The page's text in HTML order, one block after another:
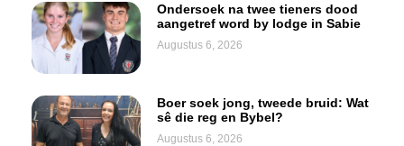
Ondersoek na twee tieners dood
aangetref word by lodge in Sabie
Augustus 6, 2026
Boer soek jong, tweede bruid: Wat
sê die reg en Bybel?
Augustus 6, 2026